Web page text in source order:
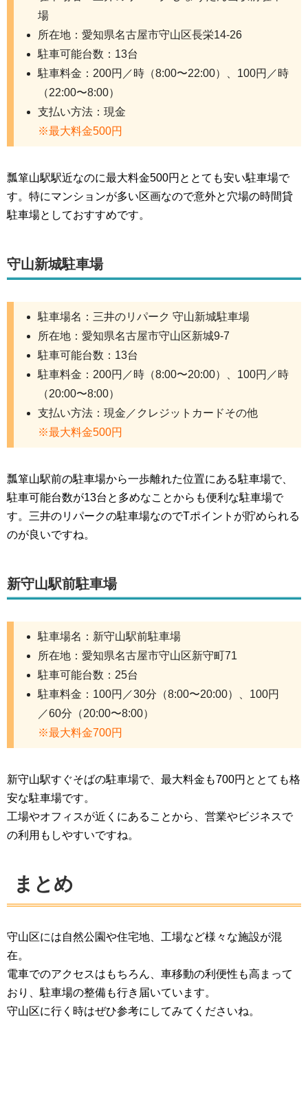
場
所在地：愛知県名古屋市守山区長栄14-26
駐車可能台数：13台
駐車料金：200円／時（8:00〜22:00）、100円／時
（22:00〜8:00）
支払い方法：現金
※最大料金500円
瓢箪山駅駅近なのに最大料金500円ととても安い駐車場で
す。特にマンションが多い区画なので意外と穴場の時間貸
駐車場としておすすめです。
守山新城駐車場
駐車場名：三井のリパーク 守山新城駐車場
所在地：愛知県名古屋市守山区新城9-7
駐車可能台数：13台
駐車料金：200円／時（8:00〜20:00）、100円／時
（20:00〜8:00）
支払い方法：現金／クレジットカードその他
※最大料金500円
瓢箪山駅前の駐車場から一歩離れた位置にある駐車場で、
駐車可能台数が13台と多めなことからも便利な駐車場で
す。三井のリパークの駐車場なのでTポイントが貯められる
のが良いですね。
新守山駅前駐車場
駐車場名：新守山駅前駐車場
所在地：愛知県名古屋市守山区新守町71
駐車可能台数：25台
駐車料金：100円／30分（8:00〜20:00）、100円
／60分（20:00〜8:00）
※最大料金700円
新守山駅すぐそばの駐車場で、最大料金も700円ととても格
安な駐車場です。
工場やオフィスが近くにあることから、営業やビジネスで
の利用もしやすいですね。
まとめ
守山区には自然公園や住宅地、工場など様々な施設が混
在。
電車でのアクセスはもちろん、車移動の利便性も高まって
おり、駐車場の整備も行き届いています。
守山区に行く時はぜひ参考にしてみてくださいね。